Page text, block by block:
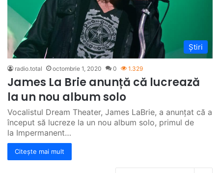
Știri
radio.total octombrie 1, 2020 0 1.329
James La Brie anunță că lucrează
la un nou album solo
Vocalistul Dream Theater, James LaBrie, a anunțat că a
început să lucreze la un nou album solo, primul de
la Impermanent…
Citește mai mult